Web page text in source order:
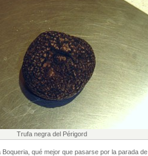
Trufa negra del Périgord
qué mejor que pasarse por la parada de